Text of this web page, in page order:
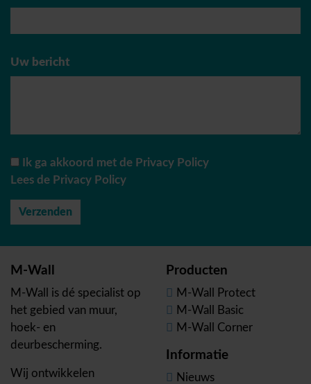
Uw bericht
Ik ga akkoord met de Privacy Policy
Lees de Privacy Policy
M-Wall
M-Wall is dé specialist op
het gebied van muur,
hoek- en
deurbescherming.
Wij ontwikkelen
Producten
M-Wall Protect
M-Wall Basic
M-Wall Corner
Informatie
Nieuws